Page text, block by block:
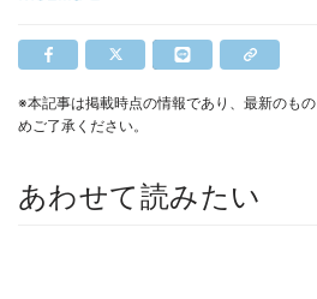
※本記事は掲載時点の情報であり、最新のも
めご了承ください。
あわせて読みたい